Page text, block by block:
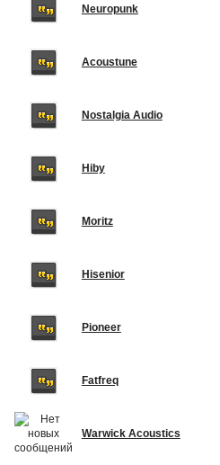
Neuropunk
Acoustune
Nostalgia Audio
Hiby
Moritz
Hisenior
Pioneer
Fatfreq
Warwick Acoustics